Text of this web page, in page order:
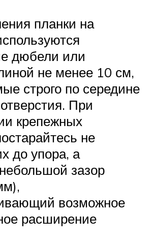
планки на
дюбели или
не менее 10 см,
строго по середине
При
крепежных
не
до упора, а
зазор
возможное
расширение